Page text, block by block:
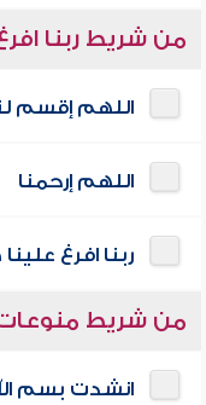
من شريط ربنا
اللهم إقسم
اللهم إرحمنا
ربنا افرغ
من شريط
انشدت بسم